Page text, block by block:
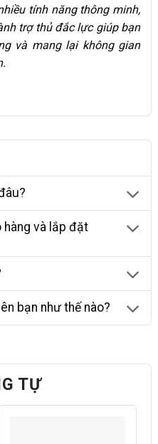
tính năng thông minh,
trợ thủ đắc lực giúp bạn
và mang lại không gian
hàng và lắp đặt
bạn như thế nào?
TỰ